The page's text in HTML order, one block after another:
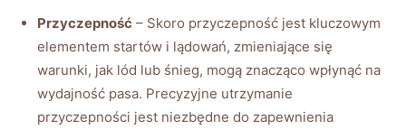
Przyczepność – Skoro przyczepność​ jest kluczowym
elementem startów i lądowań, ⁣zmieniające‌ się
warunki, jak lód lub ​śnieg, mogą ⁣znacząco wpłynąć na
wydajność ​pasa. Precyzyjne utrzymanie
przyczepności ‍jest⁢ niezbędne do zapewnienia